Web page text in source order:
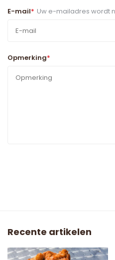
E-mail* Uw e-mailadres wordt
Opmerking*
Recente artikelen